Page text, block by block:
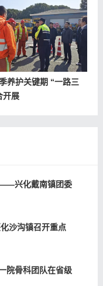
养护关键期 “一路三
开展
兴化戴南镇团委
沙沟镇召开重点
院骨科团队在省级